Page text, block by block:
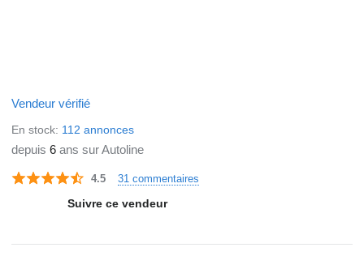
Vendeur vérifié
En stock: 112 annonces
depuis 6 ans sur Autoline
4.5 31 commentaires
Suivre ce vendeur